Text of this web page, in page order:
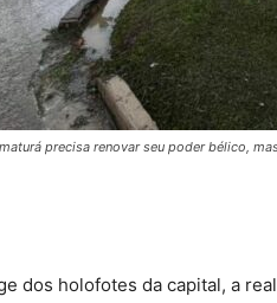
precisa renovar seu poder bélico,
dos holofotes da capital, a